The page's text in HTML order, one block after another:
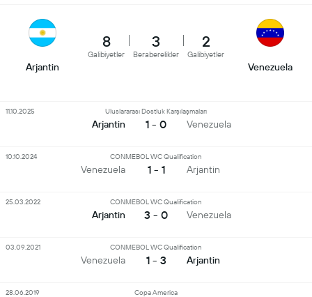
Arjantin
8
Galibiyetler
3
Beraberelikler
2
Galibiyetler
Venezuela
Arjantin
Uluslararası Dostluk Karşılaşmaları
1 - 0 Venezuela
11.10.2025
Venezuela
CONMEBOL WC Qualification
1 - 1 Arjantin
10.10.2024
Arjantin
CONMEBOL WC Qualification
3 - 0 Venezuela
25.03.2022
Venezuela
CONMEBOL WC Qualification
1 - 3 Arjantin
03.09.2021
Copa America
28.06.2019